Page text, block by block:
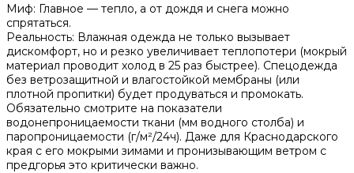
Миф: Главное — тепло, а от дождя и снега можно
спрятаться.
Реальность: Влажная одежда не только вызывает
дискомфорт, но и резко увеличивает теплопотери (мокрый
материал проводит холод в 25 раз быстрее). Спецодежда
без ветрозащитной и влагостойкой мембраны (или
плотной пропитки) будет продуваться и промокать.
Обязательно смотрите на показатели
водонепроницаемости ткани (мм водного столба) и
паропроницаемости (г/м²/24ч). Даже для Краснодарского
края с его мокрыми зимами и пронизывающим ветром с
предгорья это критически важно.